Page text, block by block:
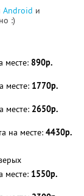
Android и
:)
месте: 890р.
месте: 1770р.
месте: 2650р.
на месте: 4430р.
месте: 1550р.